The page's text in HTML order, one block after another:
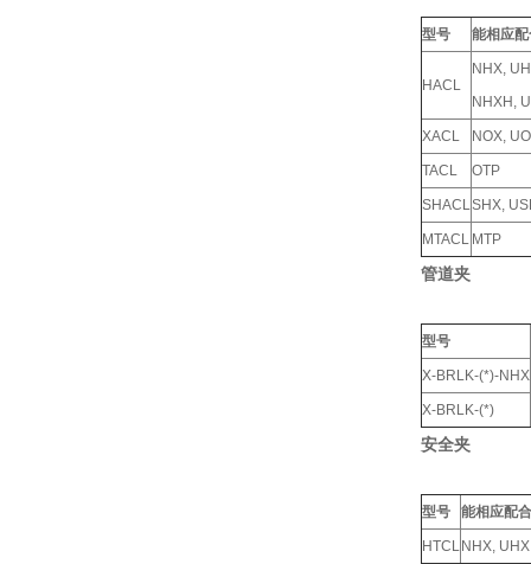
型号 能相应
HACL
NHX,
NHXH,
XACL NOX,
TACL OTP
SHACLSHX,
MTACL MTP
管道夹
型号
X-BRLK-(*)-NHX
X-BRLK-(*)
安全夹
型号 能相应配
HTCL NHX,